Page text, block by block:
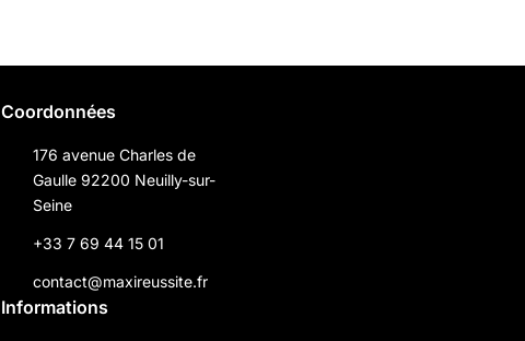
Coordonnées
176 avenue Charles de
Gaulle 92200 Neuilly-sur-
Seine
+33 7 69 44 15 01
contact@maxireussite.fr
Informations